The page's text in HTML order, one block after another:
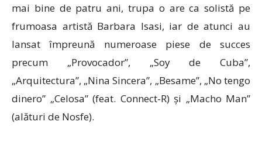
mai bine de patru ani, trupa o are ca solistă pe
frumoasa artistă Barbara Isasi, iar de atunci au
lansat împreună numeroase piese de succes
precum „Provocador”, „Soy de Cuba”,
„Arquitectura”, „Nina Sincera”, „Besame”, „No tengo
dinero” „Celosa” (feat. Connect-R) și „Macho Man”
(alături de Nosfe).